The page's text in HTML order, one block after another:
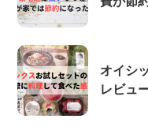
オイシ
レビュ